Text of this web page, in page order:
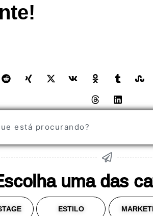
uma das
ESTILO